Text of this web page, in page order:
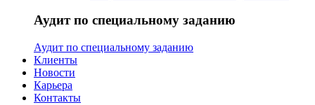
Аудит по специальному заданию
Аудит по специальному заданию
Клиенты
Новости
Карьера
Контакты